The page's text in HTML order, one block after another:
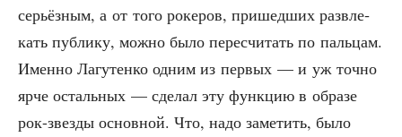
серьёз­ным, а от того роке­ров, при­шед­ших раз­вле­
кать пуб­ли­ку, мож­но было пере­счи­тать по паль­цам.
Имен­но Лагу­тен­ко одним из пер­вых — и уж точ­но
ярче осталь­ных — сде­лал эту функ­цию в обра­зе
рок-звез­ды основ­ной. Что, надо заме­тить, было